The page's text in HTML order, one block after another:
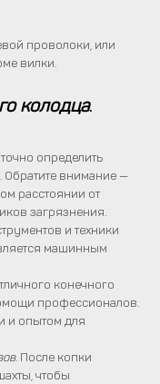
проволоки, или
вилки.
колодца.
определить
. Обратите внимание —
расстоянии от
загрязнения.
и техники
машинным
конечного
профессионалов.
и опытом для
. После копки
чтобы